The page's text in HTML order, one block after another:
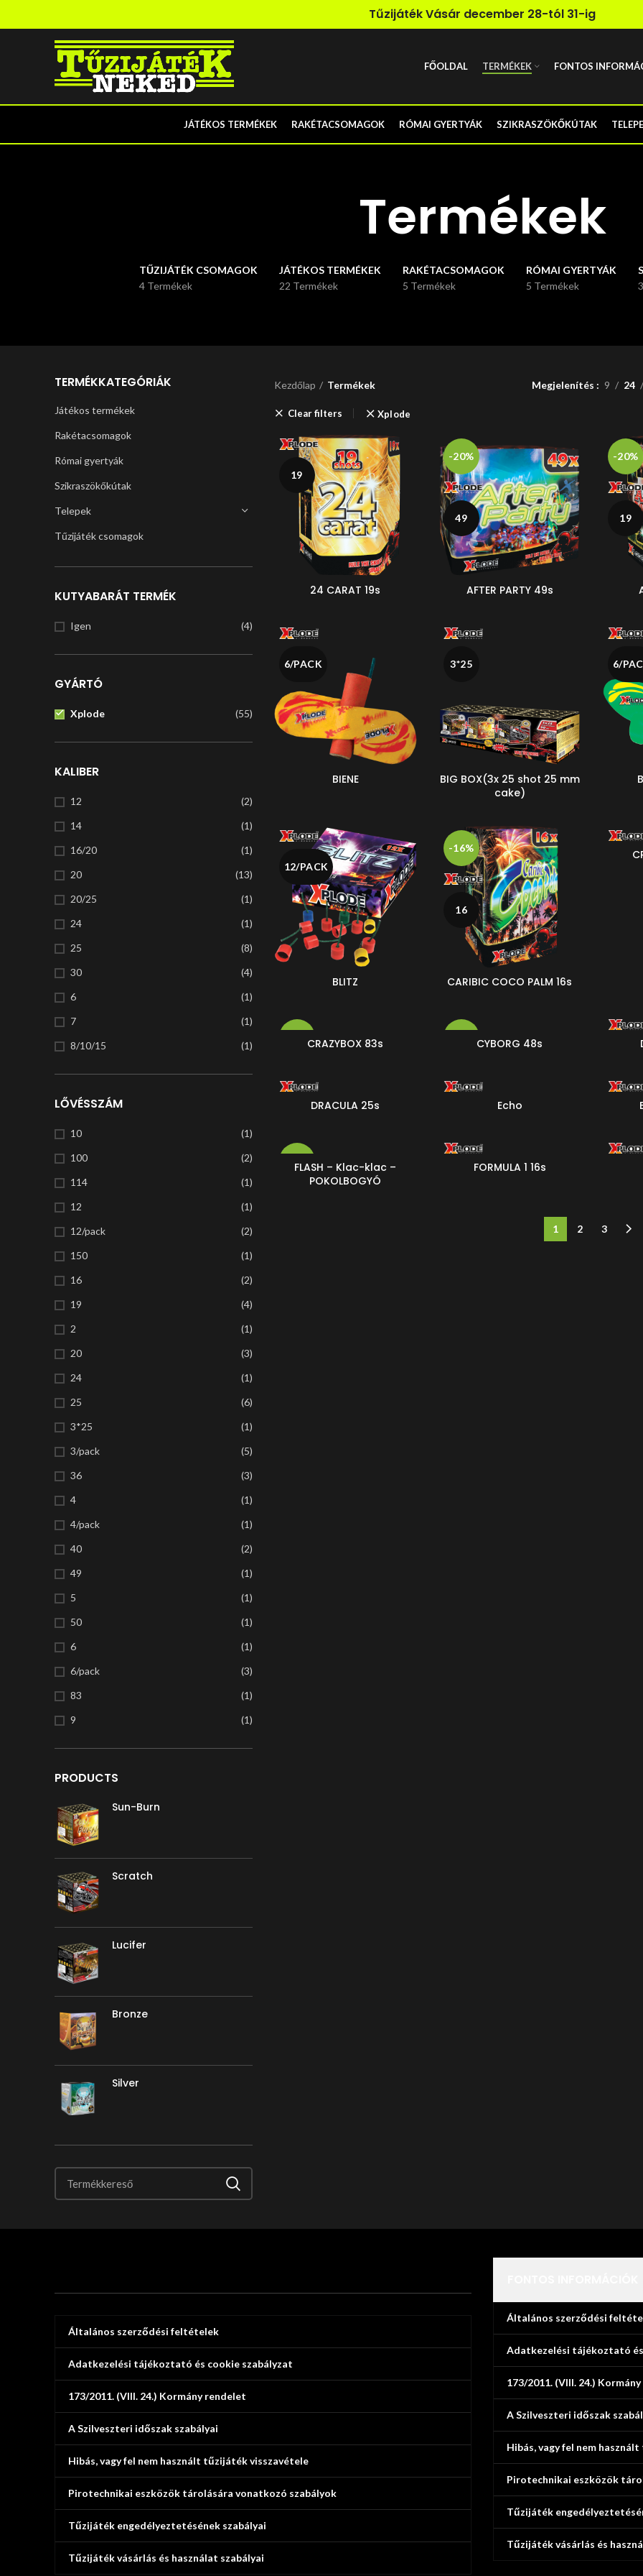
FŐOLDAL TERMÉKEK FONTOS
JÁTÉKOS TERMÉKEK RAKÉTACSOMAGOK RÓMAI GYERTYÁK SZIKRASZÖKŐKÚTAK
Termékek
TŰZIJÁTÉK CSOMAGOK
4 Termékek
JÁTÉKOS TERMÉKEK
22 Termékek
RAKÉTACSOMAGOK
5 Termékek
RÓMAI GYERTYÁK
5 Termékek
TERMÉKKATEGÓRIÁK
Játékos termékek
Rakétacsomagok
Római gyertyák
Szikraszökőkútak
Telepek
Tűzijáték csomagok
KUTYABARÁT TERMÉK
Igen (4)
GYÁRTÓ
Xplode (55)
KALIBER
12
(2)
14
(1)
16/20
(1)
20
(13)
20/25
(1)
24
(1)
25
(8)
30
(4)
6
(1)
7
(1)
8/10/15
(1)
LŐVÉSSZÁM
10
(1)
100
(2)
114
(1)
12
(1)
12/pack
(2)
150
(1)
16
(2)
19
(4)
2
(1)
20
(3)
24
(1)
25
(6)
3*25
(1)
3/pack
(5)
36
(3)
4
(1)
4/pack
(1)
40
(2)
49
(1)
5
(1)
50
(1)
6
(1)
6/pack
(3)
83
(1)
9
(1)
PRODUCTS
Sun-Burn
Scratch
Lucifer
Bronze
Silver
Kezdőlap Termékek Megjelenítés 9 24
Clear filters Xplode
19
24 CARAT 19s
-20%
49
AFTER PARTY 49s
-20%
19
6/PACK
BIENE
3*25
BIG BOX(3x 25 shot 25 mm
cake)
6/
12/PACK
BLITZ
-16%
16
CARIBIC COCO PALM 16s
CRAZYBOX 83s CYBORG 48s
DRACULA 25s Echo
FLASH – Klac-klac –
POKOLBOGYÓ
FORMULA 1 16s
1 2 3
Általános szerződési feltételek
Adatkezelési tájékoztató és cookie szabályzat
173/2011. (VIII. 24.) Kormány rendelet
A Szilveszteri időszak szabályai
Hibás, vagy fel nem használt tűzijáték visszavétele
Pirotechnikai eszközök tárolására vonatkozó szabályok
Tűzijáték engedélyeztetésének szabályai
Tűzijáték vásárlás és használat szabályai
Általános szerződési
Adatkezelési tájékoztató
173/2011. (VIII. 24.)
A Szilveszteri időszak
Hibás, vagy fel nem
Pirotechnikai eszközök
Tűzijáték
Tűzijáték vásárlás és
Tűzijáték Vásár december 28-tól 31-ig